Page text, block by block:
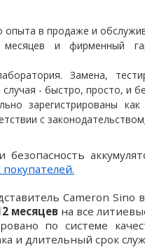
опыта в продаже и
месяцев и фирменный
Замена,
случая - быстро, просто, и
зарегистрированы
с
безопасность
Cameron Sino
месяцевна все
по системе
и длительный срок